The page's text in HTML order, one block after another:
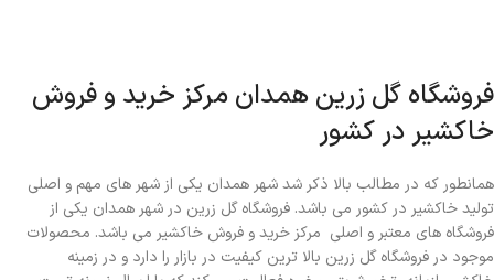
فروشگاه گل زرین همدان مرکز خرید و فروش
خاکشیر در کشور
همانطور که در مطالب بالا ذکر شد شهر همدان یکی از شهر های مهم و اصلی
تولید خاکشیر در کشور می باشد. فروشگاه گل زرین در شهر همدان یکی از
فروشگاه های معتبر و اصلی مرکز خرید و فروش خاکشیر می باشد. محصولات
موجود در فروشگاه گل زرین بالا ترین کیفیت در بازار را دارد و در زمینه